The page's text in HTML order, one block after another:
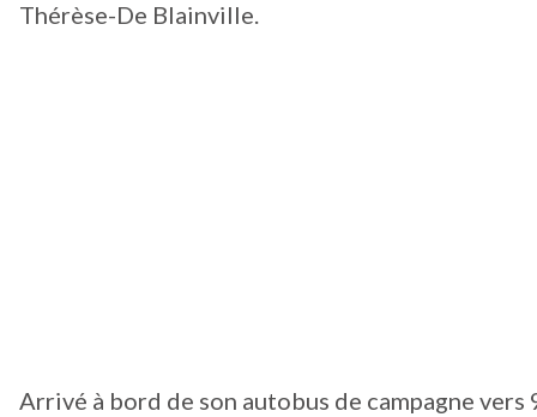
Thérèse-De Blainville.
Arrivé à bord de son autobus de campagne vers